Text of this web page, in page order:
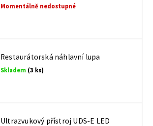
Momentálně nedostupné
Restaurátorská náhlavní lupa
Skladem (3 ks)
Ultrazvukový přístroj UDS-E LED